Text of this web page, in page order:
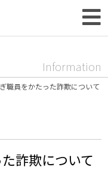
Information
職員をかたった詐欺について
詐欺について